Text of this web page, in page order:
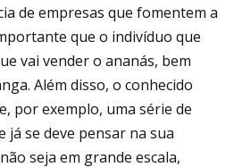
de empresas que fomentem a
que o indivíduo que
vai vender o ananás, bem
Além disso, o conhecido
por exemplo, uma série de
já se deve pensar na sua
seja em grande escala,